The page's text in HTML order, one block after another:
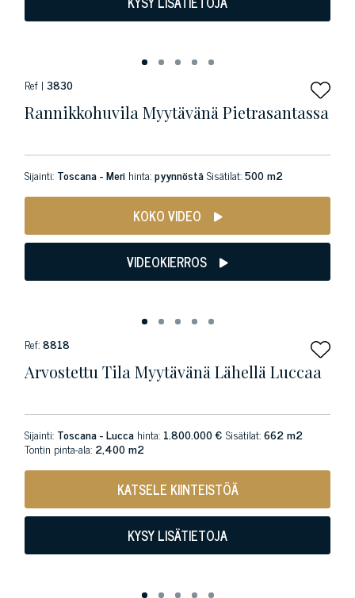
Ref | 3830
Rannikkohuvila Myytävänä Pietrasantassa
Sijainti: Toscana - Meri hinta:pyynnöstäSisätilat:500 m2
KOKO VIDEO
VIDEOKIERROS
Ref:8818
Arvostettu Tila Myytävänä Lähellä Luccaa
Sijainti: Toscana - Lucca hinta: 1.800.000 € Sisätilat:662 m2
Tontin pinta-ala: 2,400 m2
KATSELE KIINTEISTÖÄ
KYSY LISÄTIETOJA